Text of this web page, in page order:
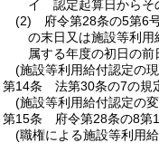
イ
認定起算日からそ
(2)
府令第28条の5第6
の末日又は施設等利
属する年度の初日の
(施設等利用給付認定の
第14条
法第30条の7の規
(施設等利用給付認定の
第15条
府令第28条の8第
(職権による施設等利用